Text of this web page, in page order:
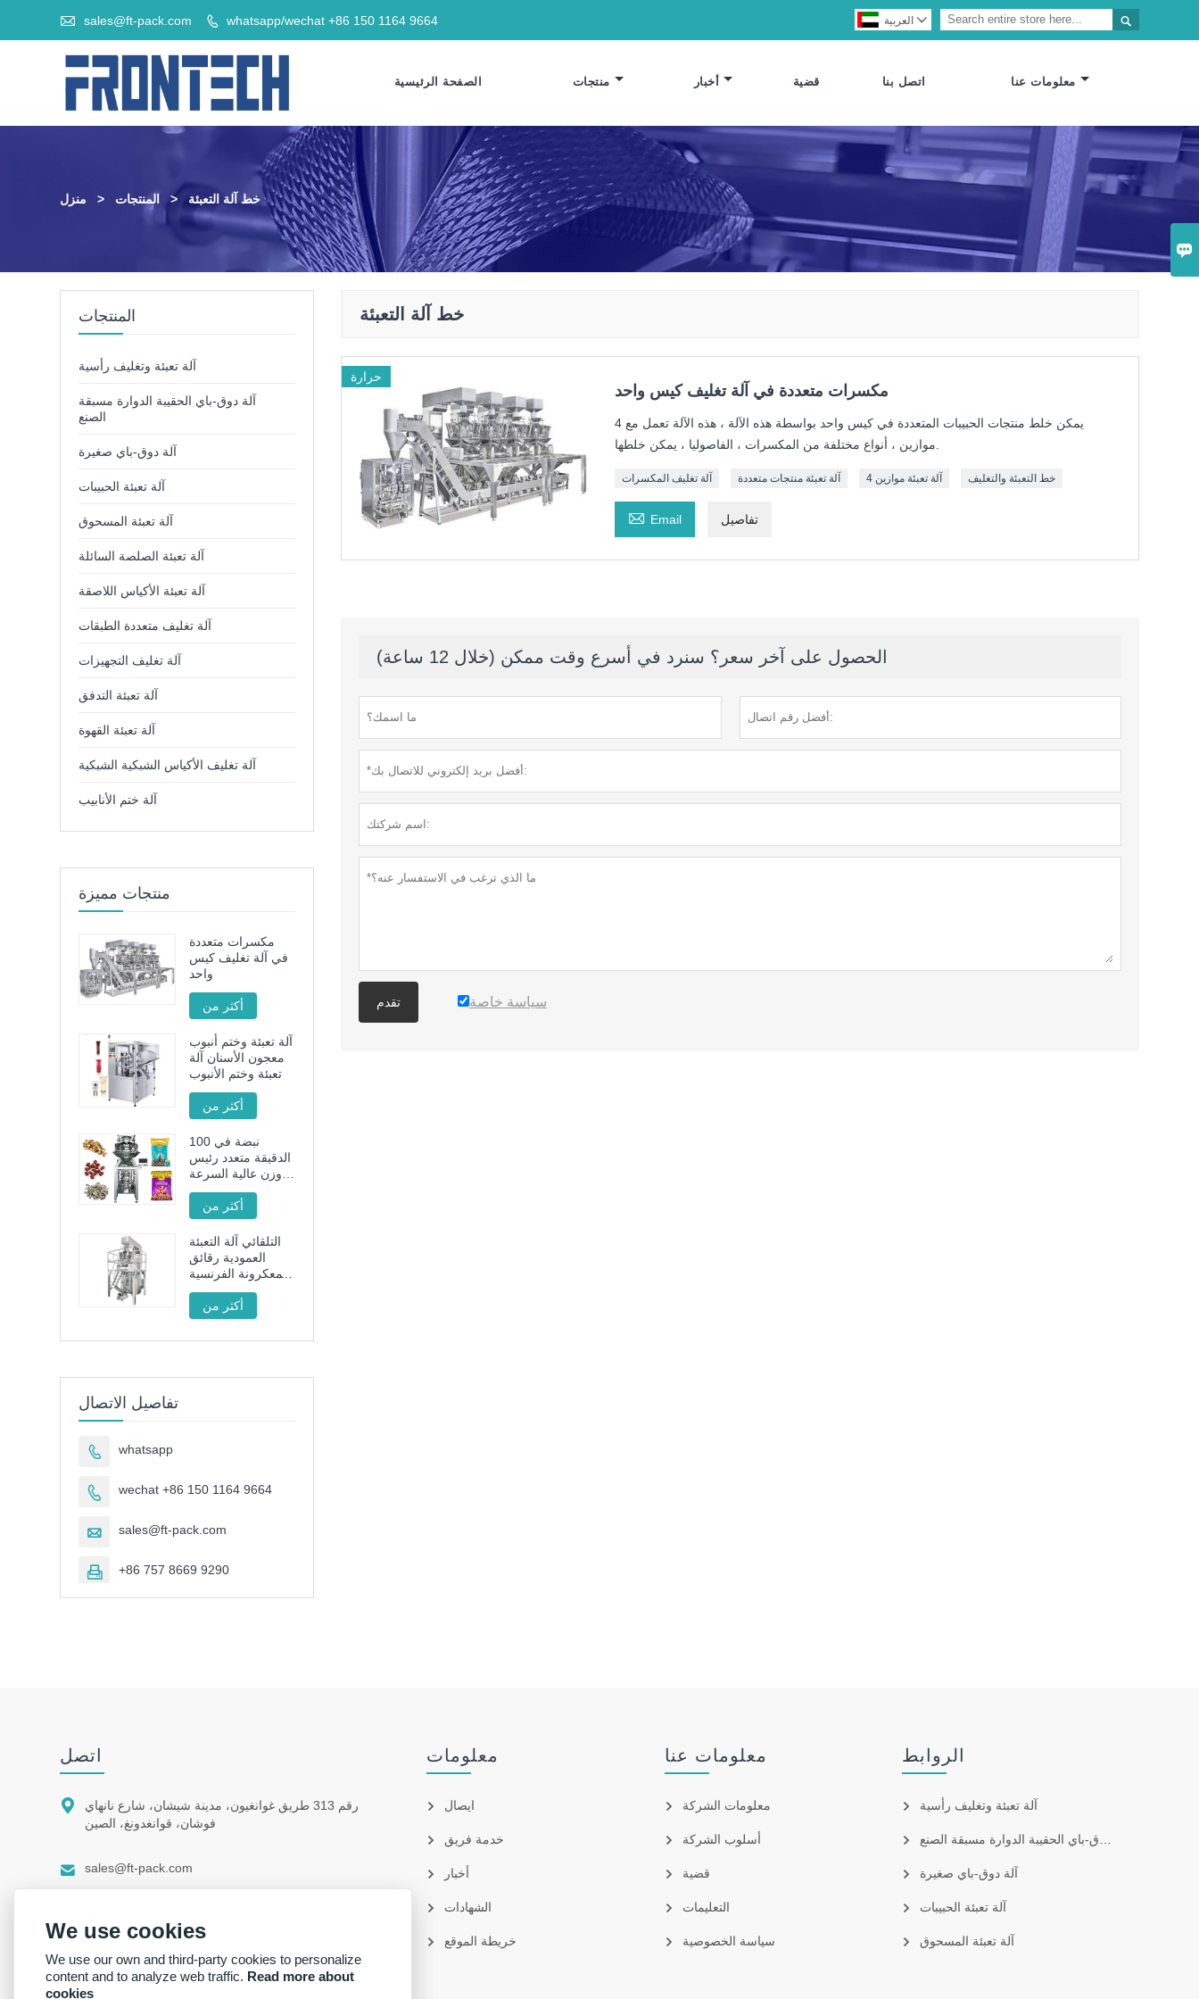

 sales@ft-pack.com  whatsapp/wechat +86 150 1164 9664  العربية 
الصفحة الرئيسية منتجات أخبار قضية اتصل بنا معلومات عنا
منزل > المنتجات > خط آلة التعبئة
خط آلة التعبئة
حرارة
مكسرات متعددة في آلة تغليف كيس واحد
يمكن خلط منتجات الحبيبات المتعددة في كيس واحد بواسطة هذه الآلة ، هذه الآلة تعمل مع 4
آلة تغليف المكسرات آلة تعبئة منتجات متعددة 4 آلة تعبئة موازين خط التعبئة والتغليف
 Email تفاصيل
الحصول على آخر سعر؟ سنرد في أسرع وقت ممكن (خلال 12 ساعة)
تقدم سياسة خاصة
المنتجات
آلة تعبئة وتغليف رأسية
آلة دوق-باي الحقيبة الدوارة مسبقة
الصنع
آلة دوق-باي صغيرة
آلة تعبئة الحبيبات
آلة تعبئة المسحوق
آلة تعبئة الصلصة السائلة
آلة تعبئة الأكياس اللاصقة
آلة تغليف متعددة الطبقات
آلة تغليف التجهيزات
آلة تعبئة التدفق
آلة تعبئة القهوة
آلة تغليف الأكياس الشبكية الشبكية
آلة ختم الأنابيب
منتجات مميزة
مكسرات متعددة
في آلة تغليف كيس
واحد
أكثر من
آلة تعبئة وختم أنبوب
معجون الأسنان آلة
تعبئة وختم الأنبوب
أكثر من
100 نبضة في
الدقيقة متعدد رئيس
وزن عالية السرعة
آلة تعبئة الحبيبات
محرك سيرفو كامل
أكثر من
التلقائي آلة التعبئة
العمودية رقائق
المعكرونة الفرنسية
المقلية FT -520
أكثر من
تفاصيل الاتصال
 whatsapp
 wechat +86 150 1164 9664
 sales@ft-pack.com
 +86 757 8669 9290
اتصل

رقم 313 طريق غوانغيون، مدينة شيشان، شارع نانهاي
فوشان، قوانغدونغ، الصين
 sales@ft-pack.com
معلومات
ايصال
خدمة فريق
أخبار
الشهادات
خريطة الموقع
معلومات عنا
معلومات الشركة
أسلوب الشركة
قضية
التعليمات
سياسة الخصوصية
الروابط
آلة تعبئة وتغليف رأسية
آلة دوق-باي الحقيبة الدوارة مسبقة الصنع
آلة دوق-باي صغيرة
آلة تعبئة الحبيبات
آلة تعبئة المسحوق We use cookies
We use our own and third-party cookies to personalize
content and to analyze web traffic. Read more about
cookies